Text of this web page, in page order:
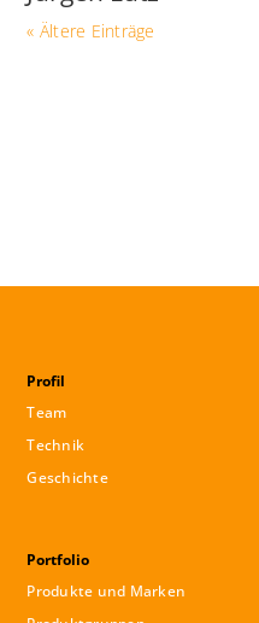
« Ältere Einträge
Profil
Team
Technik
Geschichte
Portfolio
Produkte und Marken